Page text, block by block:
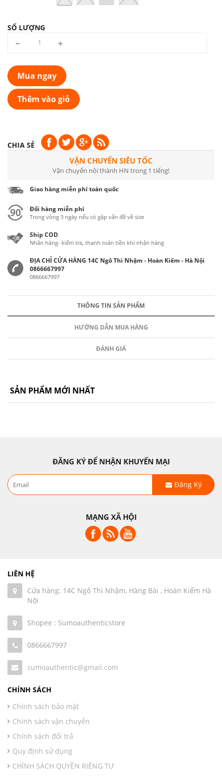
SỐ LƯỢNG
Mua ngay
Thêm vào giỏ
CHIA SẺ
VẬN CHUYỂN SIÊU TỐC
Vận chuyển nội thành HN trong 1 tiếng!
Giao hàng miễn phí toàn quốc
Đổi hàng miễn phí
Trong vòng 3 ngày nếu có gặp vấn đề về size
Ship COD
Nhận hàng- kiểm tra, thanh toán tiền khi nhận hàng
ĐỊA CHỈ CỬA HÀNG 14C Ngô Thì Nhậm - Hoàn Kiếm - Hà Nội
0866667997
0866667997
THÔNG TIN SẢN PHẨM
HƯỚNG DẪN MUA HÀNG
ĐÁNH GIÁ
SẢN PHẨM MỚI NHẤT
ĐĂNG KÝ ĐỂ NHẬN KHUYẾN MẠI
Đăng Ký
MẠNG XÃ HỘI
LIÊN HỆ
Cửa hàng: 14C Ngô Thì Nhậm, Hàng Bài , Hoàn Kiếm Hà
Nội
Shopee : Sumoauthenticstore
0866667997
sumoauthentic@gmail.com
CHÍNH SÁCH
Chính sách bảo mật
Chính sách vận chuyển
Chính sách đổi trả
Quy định sử dụng
CHÍNH SÁCH QUYỀN RIÊNG TƯ